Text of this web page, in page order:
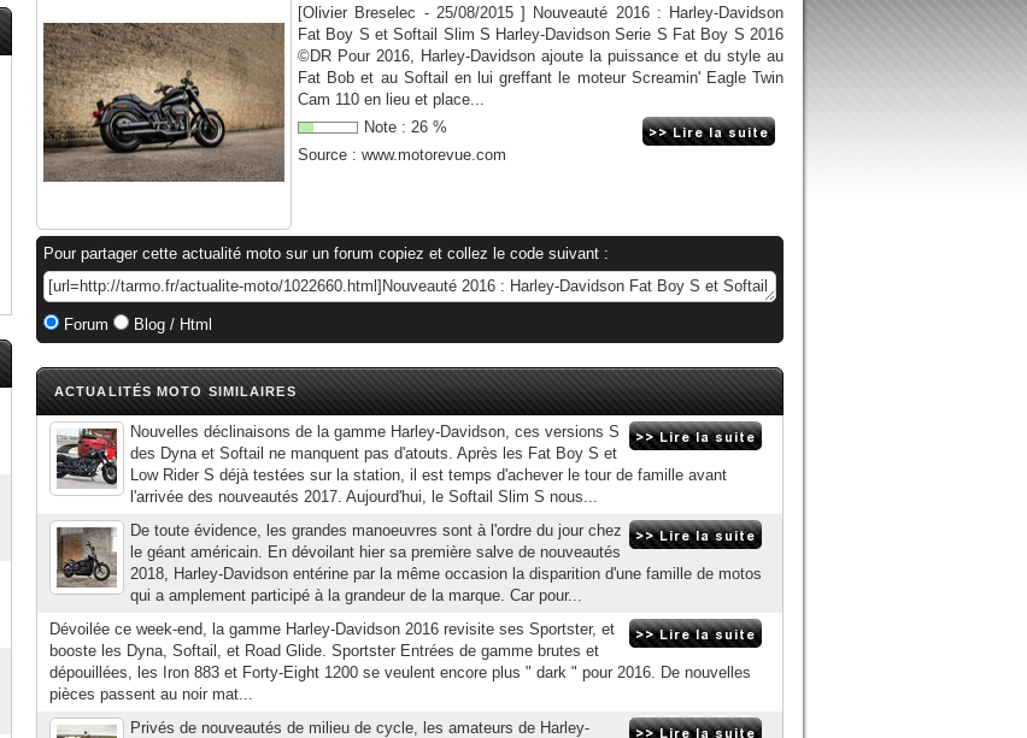
[Olivier Breselec - 25/08/2015 ] Nouveauté 2016 : Harley-Davidson
Fat Boy S et Softail Slim S Harley-Davidson Serie S Fat Boy S 2016
©DR Pour 2016, Harley-Davidson ajoute la puissance et du style au
Fat Bob et au Softail en lui greffant le moteur Screamin' Eagle Twin
Cam 110 en lieu et place...
Note : 26 %
Source : www.motorevue.com
Pour partager cette actualité moto sur un forum copiez et collez le code suivant :
Forum Blog / Html
ACTUALITÉS MOTO SIMILAIRES
Nouvelles déclinaisons de la gamme Harley-Davidson, ces versions S
des Dyna et Softail ne manquent pas d'atouts. Après les Fat Boy S et
Low Rider S déjà testées sur la station, il est temps d'achever le tour de famille avant
l'arrivée des nouveautés 2017. Aujourd'hui, le Softail Slim S nous...
De toute évidence, les grandes manoeuvres sont à l'ordre du jour chez
le géant américain. En dévoilant hier sa première salve de nouveautés
2018, Harley-Davidson entérine par la même occasion la disparition d'une famille de motos
qui a amplement participé à la grandeur de la marque. Car pour...
Dévoilée ce week-end, la gamme Harley-Davidson 2016 revisite ses Sportster, et
booste les Dyna, Softail, et Road Glide. Sportster Entrées de gamme brutes et
dépouillées, les Iron 883 et Forty-Eight 1200 se veulent encore plus " dark " pour 2016. De nouvelles
pièces passent au noir mat...
Privés de nouveautés de milieu de cycle, les amateurs de Harley-